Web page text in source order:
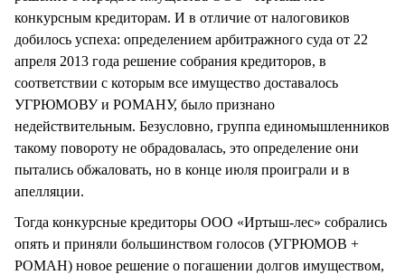
конкурсным кредиторам. И в отличие от налоговиков
добилось успеха: определением арбитражного суда от 22
апреля 2013 года решение собрания кредиторов, в
соответствии с которым все имущество доставалось
УГРЮМОВУ и РОМАНУ, было признано
недействительным. Безусловно, группа единомышленников
такому повороту не обрадовалась, это определение они
пытались обжаловать, но в конце июля проиграли и в
апелляции.
Тогда конкурсные кредиторы ООО «Иртыш-лес» собрались
опять и приняли большинством голосов (УГРЮМОВ +
РОМАН) новое решение о погашении долгов имуществом,